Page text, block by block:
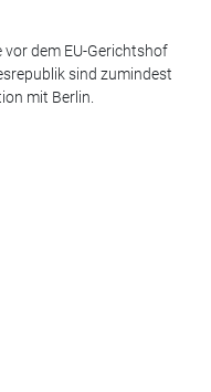
dem EU-Gerichtshof
sind zumindest
mit Berlin.